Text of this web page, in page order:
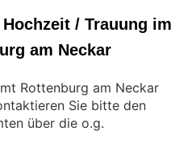
/ Trauung im
am Neckar
Rottenburg am Neckar
Sie bitte den
über die o.g.